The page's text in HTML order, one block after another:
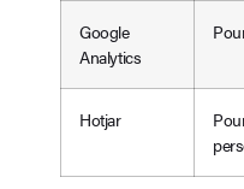
Google
Analytics
Hotjar